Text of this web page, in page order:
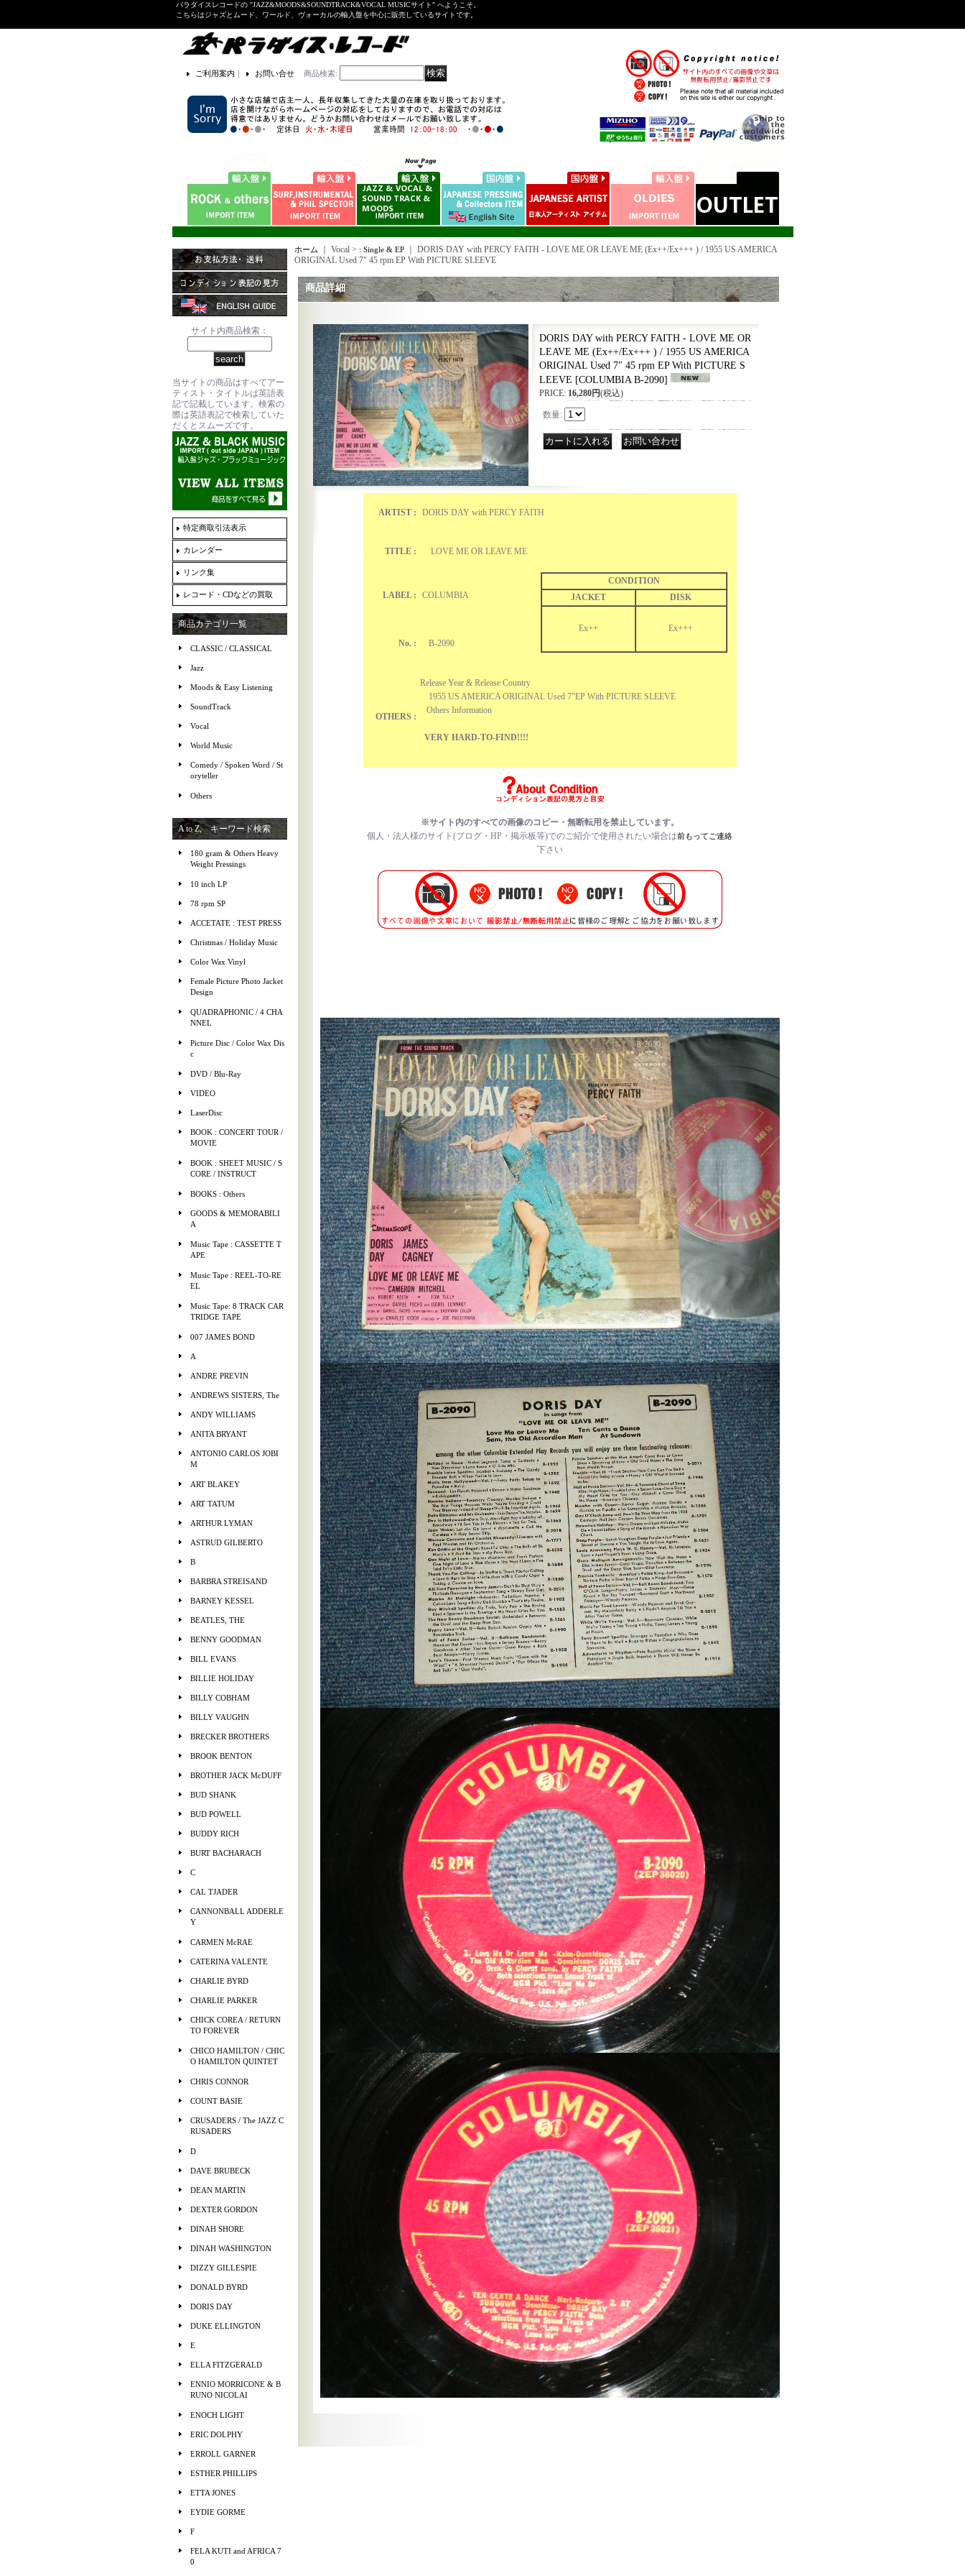
パラダイスレコードの "JAZZ&MOODS&SOUNDTRACK&VOCAL MUSICサイト" へようこそ。
こちらはジャズとムード、ワールド、ヴォーカルの輸入盤を中心に販売しているサイトです。
ご利用案内 ｜ お問い合せ 商品検索:
サイト内商品検索：
当サイトの商品はすべてアー
ティスト・タイトルは英語表
記で記載しています。検索の
際は英語表記で検索していた
だくとスムーズです。
特定商取引法表示
カレンダー
リンク集
レコード・CDなどの買取
商品カテゴリ一覧
CLASSIC / CLASSICAL
Jazz
Moods & Easy Listening
SoundTrack
Vocal
World Music
Comedy / Spoken Word / St
oryteller
Others
A to Z, キーワード検索
180 gram & Others Heavy
Weight Pressings
10 inch LP
78 rpm SP
ACCETATE : TEST PRESS
Christmas / Holiday Music
Color Wax Vinyl
Female Picture Photo Jacket
Design
QUADRAPHONIC / 4 CHA
NNEL
Picture Disc / Color Wax Dis
c
DVD / Blu-Ray
VIDEO
LaserDisc
BOOK : CONCERT TOUR /
MOVIE
BOOK : SHEET MUSIC / S
CORE / INSTRUCT
BOOKS : Others
GOODS & MEMORABILI
A
Music Tape : CASSETTE T
APE
Music Tape : REEL-TO-RE
EL
Music Tape: 8 TRACK CAR
TRIDGE TAPE
007 JAMES BOND
A
ANDRE PREVIN
ANDREWS SISTERS, The
ANDY WILLIAMS
ANITA BRYANT
ANTONIO CARLOS JOBI
M
ART BLAKEY
ART TATUM
ARTHUR LYMAN
ASTRUD GILBERTO
B
BARBRA STREISAND
BARNEY KESSEL
BEATLES, THE
BENNY GOODMAN
BILL EVANS
BILLIE HOLIDAY
BILLY COBHAM
BILLY VAUGHN
BRECKER BROTHERS
BROOK BENTON
BROTHER JACK McDUFF
BUD SHANK
BUD POWELL
BUDDY RICH
BURT BACHARACH
C
CAL TJADER
CANNONBALL ADDERLE
Y
CARMEN McRAE
CATERINA VALENTE
CHARLIE BYRD
CHARLIE PARKER
CHICK COREA / RETURN
TO FOREVER
CHICO HAMILTON / CHIC
O HAMILTON QUINTET
CHRIS CONNOR
COUNT BASIE
CRUSADERS / The JAZZ C
RUSADERS
D
DAVE BRUBECK
DEAN MARTIN
DEXTER GORDON
DINAH SHORE
DINAH WASHINGTON
DIZZY GILLESPIE
DONALD BYRD
DORIS DAY
DUKE ELLINGTON
E
ELLA FITZGERALD
ENNIO MORRICONE & B
RUNO NICOLAI
ENOCH LIGHT
ERIC DOLPHY
ERROLL GARNER
ESTHER PHILLIPS
ETTA JONES
EYDIE GORME
F
FELA KUTI and AFRICA 7
0
ホーム ｜ Vocal > : Single & EP｜ DORIS DAY with PERCY FAITH - LOVE ME OR LEAVE ME (Ex++/Ex+++ ) / 1955 US AMERICA
ORIGINAL Used 7" 45 rpm EP With PICTURE SLEEVE
商品詳細
DORIS DAY with PERCY FAITH - LOVE ME OR
LEAVE ME (Ex++/Ex+++ ) / 1955 US AMERICA
ORIGINAL Used 7" 45 rpm EP With PICTURE S
LEEVE [COLUMBIA B-2090]
PRICE: 16,280円(税込)
数量:
ARTIST : DORIS DAY with PERCY FAITH
TITLE : LOVE ME OR LEAVE ME
LABEL : COLUMBIA
CONDITION
JACKET
DISK
Ex++
Ex+++
No. :
B-2090
OTHERS :
Release Year & Release Country
1955 US AMERICA ORIGINAL Used 7"EP With PICTURE SLEEVE
Others Information
VERY HARD-TO-FIND!!!!
※サイト内のすべての画像のコピー・無断転用を禁止しています。
個人・法人様のサイト(ブログ・HP・掲示板等)でのご紹介で使用されたい場合は前もってご連絡
下さい